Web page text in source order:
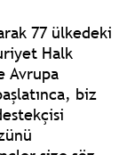
77 ülkedeki
Halk
Avrupa
biz